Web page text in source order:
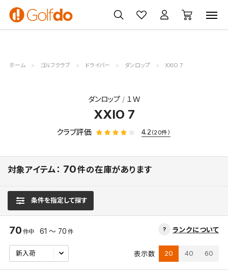
ゴルフ
クラブ
ゴルフ用品
買取
無料査定
クーポン
一覧
ホーム ゴルフクラブ ドライバー ダンロップ XXIO 7
ダンロップ １Ｗ
XXIO 7
クラブ評価 4.2（20件）
対象アイテム： 70件の在庫があります
条件を指定して探す
ランクについて
70 件中 61 ～ 70 件
表示数 20 40 60